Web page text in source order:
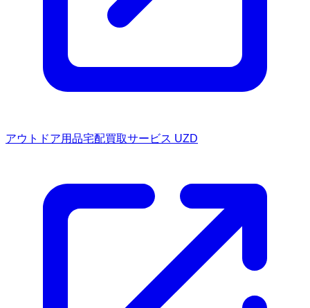
アウトドア用品宅配買取サービス UZD